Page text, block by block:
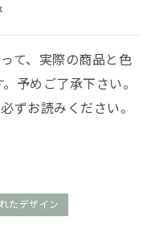
て、実際の商品と色
予めご了承下さい。
ずお読みください。
たデザイン